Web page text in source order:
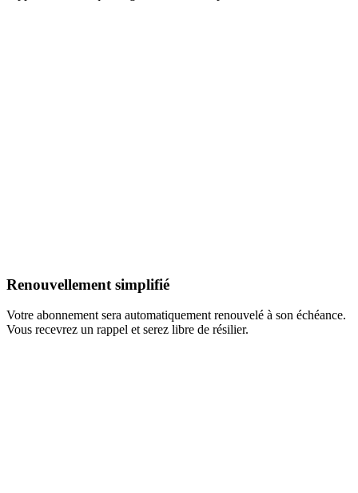
Renouvellement simplifié
Votre abonnement sera automatiquement renouvelé à son échéance.
Vous recevrez un rappel et serez libre de résilier.